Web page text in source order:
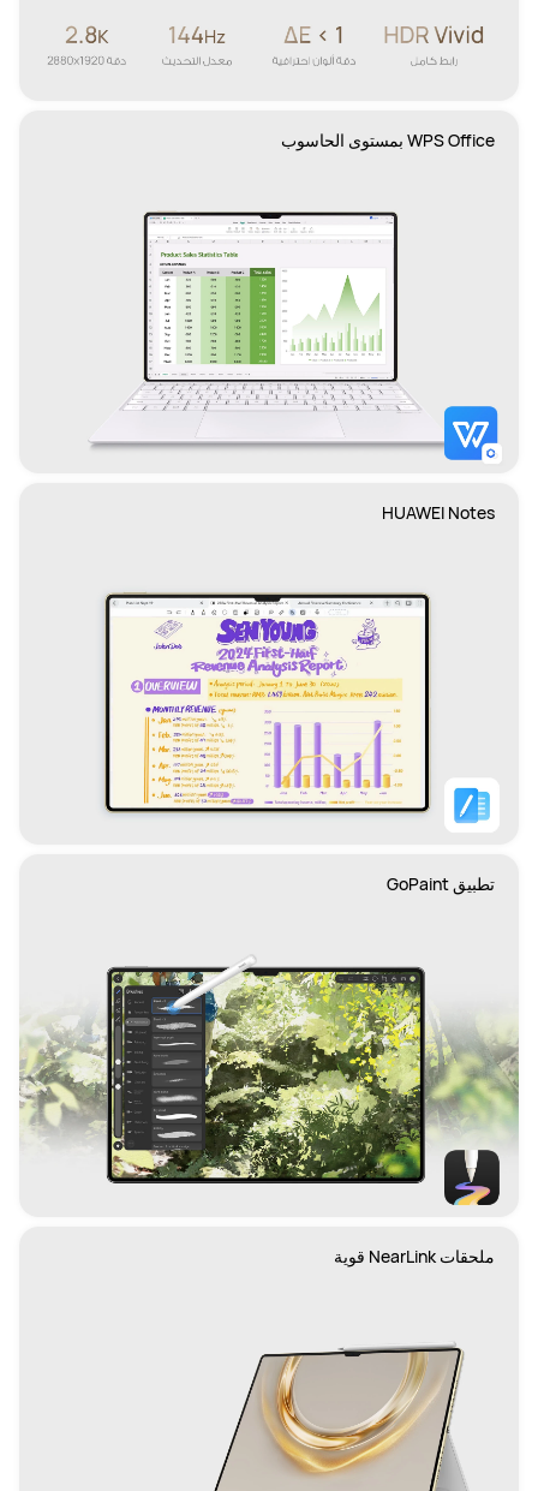
WPS Office بمستوى الحاسوب
HUAWEI Notes
تطبيق GoPaint
ملحقات NearLink قوية